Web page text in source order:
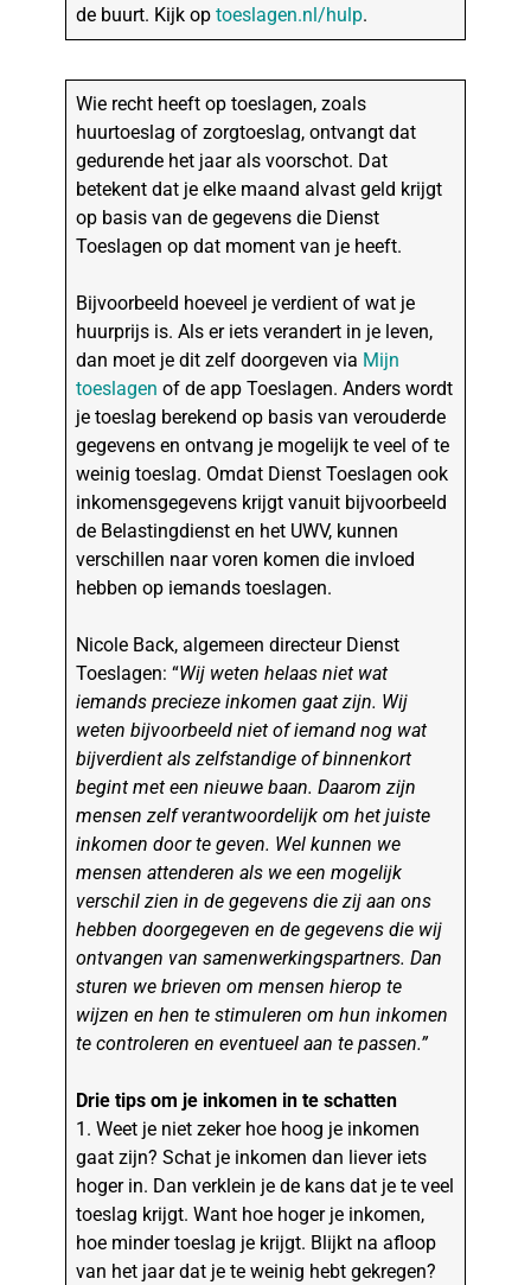
de buurt. Kijk optoeslagen.nl/hulp.
Wie recht heeft op toeslagen, zoals
huurtoeslag of zorgtoeslag, ontvangt dat
gedurende het jaar als voorschot. Dat
betekent dat je elke maand alvast geld krijgt
op basis van de gegevens die Dienst
Toeslagen op dat moment van je heeft.
Bijvoorbeeld hoeveel je verdient of wat je
huurprijs is. Als er iets verandert in je leven,
dan moet je dit zelf doorgeven via Mijn
toeslagen of de app Toeslagen. Anders wordt
je toeslag berekend op basis van verouderde
gegevens en ontvang je mogelijk te veel of te
weinig toeslag. Omdat Dienst Toeslagen ook
inkomensgegevens krijgt vanuit bijvoorbeeld
de Belastingdienst en het UWV, kunnen
verschillen naar voren komen die invloed
hebben op iemands toeslagen.
Nicole Back, algemeen directeur Dienst
Toeslagen: “Wij weten helaas niet wat
iemands precieze inkomen gaat zijn. Wij
weten bijvoorbeeld niet of iemand nog wat
bijverdient als zelfstandige of binnenkort
begint met een nieuwe baan. Daarom zijn
mensen zelf verantwoordelijk om het juiste
inkomen door te geven. Wel kunnen we
mensen attenderen als we een mogelijk
verschil zien in de gegevens die zij aan ons
hebben doorgegeven en de gegevens die wij
ontvangen van samenwerkingspartners. Dan
sturen we brieven om mensen hierop te
wijzen en hen te stimuleren om hun inkomen
te controleren en eventueel aan te passen.”
Drie tips om je inkomen in te schatten
1. Weet je niet zeker hoe hoog je inkomen
gaat zijn? Schat je inkomen dan liever iets
hoger in. Dan verklein je de kans dat je te veel
toeslag krijgt. Want hoe hoger je inkomen,
hoe minder toeslag je krijgt. Blijkt na afloop
van het jaar dat je te weinig hebt gekregen?